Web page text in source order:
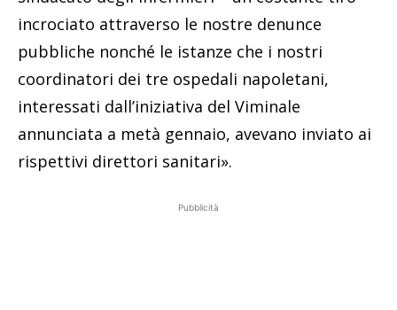
incrociato attraverso le nostre denunce
pubbliche nonché le istanze che i nostri
coordinatori dei tre ospedali napoletani,
interessati dall’iniziativa del Viminale
annunciata a metà gennaio, avevano inviato ai
rispettivi direttori sanitari».
Pubblicità